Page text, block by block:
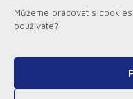
Můžeme pracovat s
používáte?
Informace o